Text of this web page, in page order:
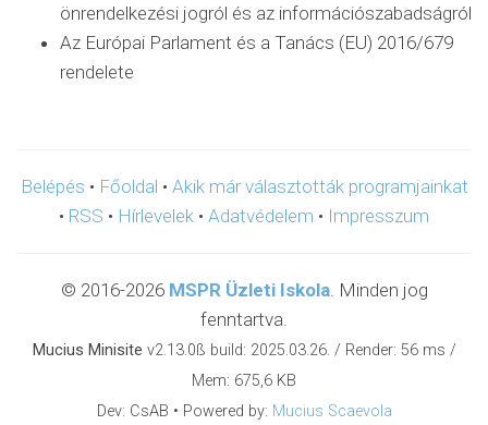
önrendelkezési jogról és az információszabadságról
Az Európai Parlament és a Tanács (EU) 2016/679
rendelete
Belépés • Főoldal • Akik már választották programjainkat
• RSS • Hírlevelek • Adatvédelem • Impresszum
© 2016-2026 MSPR Üzleti Iskola. Minden jog
fenntartva.
Mucius Minisite v2.13.0ß build: 2025.03.26. / Render: 56 ms /
Mem: 675,6 KB
Dev: CsAB • Powered by: Mucius Scaevola